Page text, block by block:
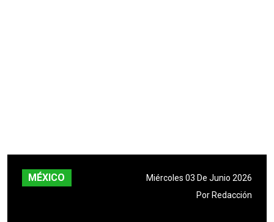
MÉXICO
Miércoles 03 De Junio 2026
Por Redacción